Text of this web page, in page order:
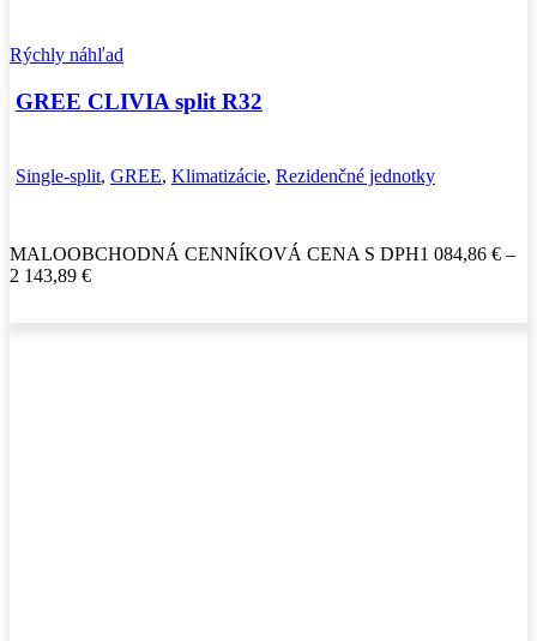
Rýchly náhľad
GREE CLIVIA split R32
Single-split, GREE, Klimatizácie, Rezidenčné jednotky
MALOOBCHODNÁ CENNÍKOVÁ CENA S DPH1 084,86 € –
2 143,89 €Price